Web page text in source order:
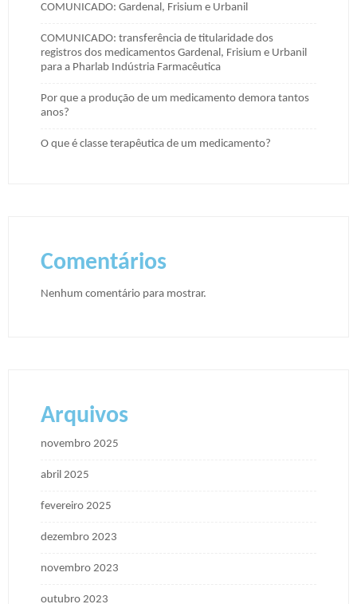
COMUNICADO: Gardenal, Frisium e Urbanil
COMUNICADO: transferência de titularidade dos
registros dos medicamentos Gardenal, Frisium e Urbanil
para a Pharlab Indústria Farmacêutica
Por que a produção de um medicamento demora tantos
anos?
O que é classe terapêutica de um medicamento?
Comentários
Nenhum comentário para mostrar.
Arquivos
novembro 2025
abril 2025
fevereiro 2025
dezembro 2023
novembro 2023
outubro 2023